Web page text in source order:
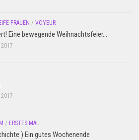
FRAUEN / VOYEUR
Eine bewegende Weihnachtsfeier…
2017
2017
/ ERSTES MAL
) Ein gutes Wochenende